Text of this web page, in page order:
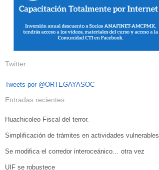
Twitter
Tweets por @ORTEGAYASOC
Entradas recientes
Huachicoleo Fiscal del terror.
Simplificación de trámites en actividades vulnerables
Se modifica el corredor interoceánico… otra vez
UIF se robustece